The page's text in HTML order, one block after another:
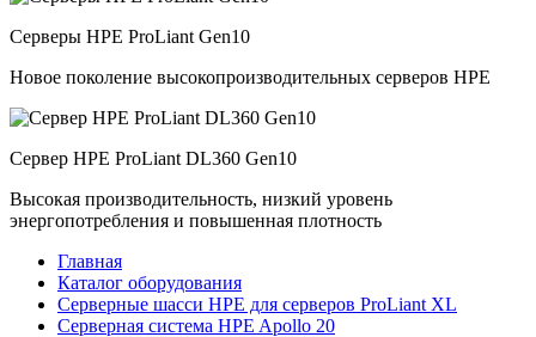
Серверы HPE ProLiant Gen10
Новое поколение высокопроизводительных серверов HPE
Сервер HPE ProLiant DL360 Gen10
Высокая производительность, низкий уровень
энергопотребления и повышенная плотность
Главная
Каталог оборудования
Серверные шасси HPE для серверов ProLiant XL
Серверная система HPE Apollo 20